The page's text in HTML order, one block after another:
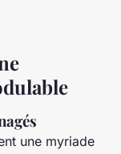
une myriade